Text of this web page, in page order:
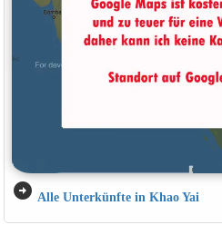
arrow_circle_right Alle Unterkünfte in Khao Yai